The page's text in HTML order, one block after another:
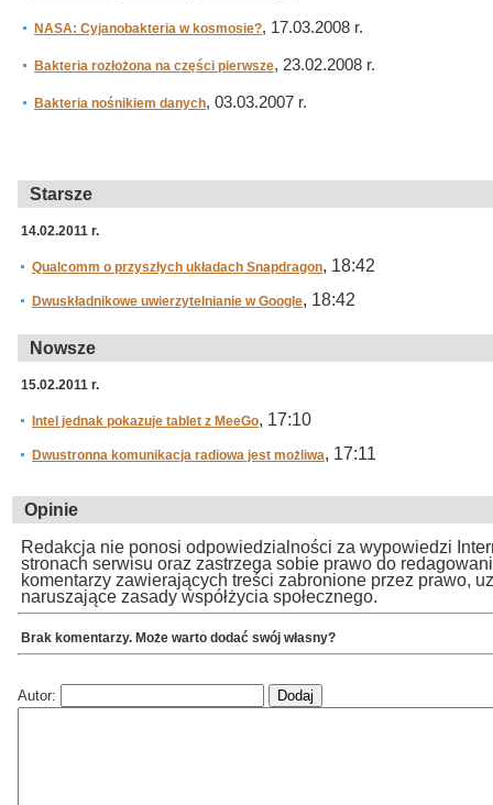
NASA: Cyjanobakteria w kosmosie?, 17.03.2008 r.
Bakteria rozłożona na części pierwsze, 23.02.2008 r.
Bakteria nośnikiem danych, 03.03.2007 r.
Starsze
14.02.2011 r.
Qualcomm o przyszłych układach Snapdragon, 18:42
Dwuskładnikowe uwierzytelnianie w Google, 18:42
Nowsze
15.02.2011 r.
Intel jednak pokazuje tablet z MeeGo, 17:10
Dwustronna komunikacja radiowa jest możliwa, 17:11
Opinie
Redakcja nie ponosi odpowiedzialności za wypowiedzi
stronach serwisu oraz zastrzega sobie prawo do
komentarzy zawierających treści zabronione przez prawo,
naruszające zasady współżycia społecznego.
Brak komentarzy. Może warto dodać swój własny?
Autor: